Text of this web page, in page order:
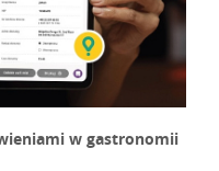
w gastronomii